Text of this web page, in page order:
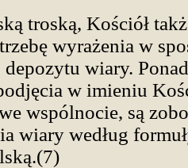
troską, Kościół
wyrażenia w
depozytu wiary.
w imieniu
wspólnocie, są
wiary według